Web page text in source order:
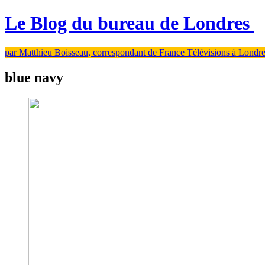
Le Blog du bureau de Londres
par Matthieu Boisseau, correspondant de France Télévisions à
blue navy